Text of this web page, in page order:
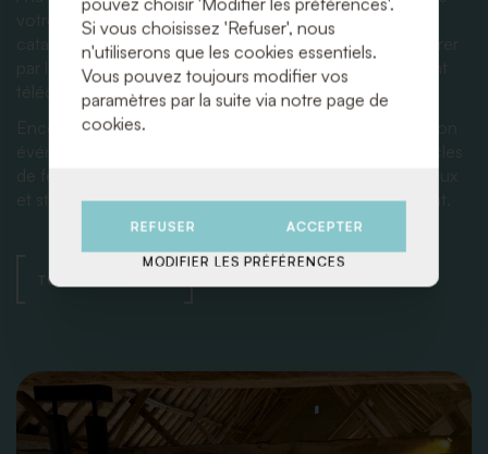
votre fête ou événement ? Découvrez notre vaste
catalogue de matériel de réception et laissez-vous inspirer
par les nombreuses possibilités ! Vous pouvez facilement
télécharger le catalogue via notre site web.
Encore mieux : visitez notre showroom dédié à la location
événementielle. Vous pourrez y découvrir tous nos articles
de fête en vrai et ressentir immédiatement quels matériaux
et styles correspondent parfaitement à votre événement.
TOUS LES THÈMES
Si vous choisissez 'Refuser', nous
n'utiliserons que les cookies essentiels.
Vous pouvez toujours modifier vos
paramètres par la suite via notre page de
cookies.
REFUSER ACCEPTER
MODIFIER LES PRÉFÉRENCES